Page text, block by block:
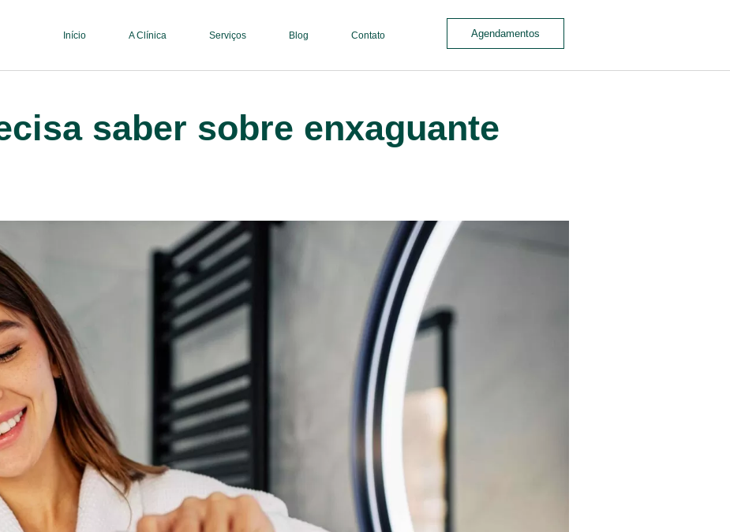
Início A Clínica Serviços Blog Contato Agendamentos
saber sobre enxaguante